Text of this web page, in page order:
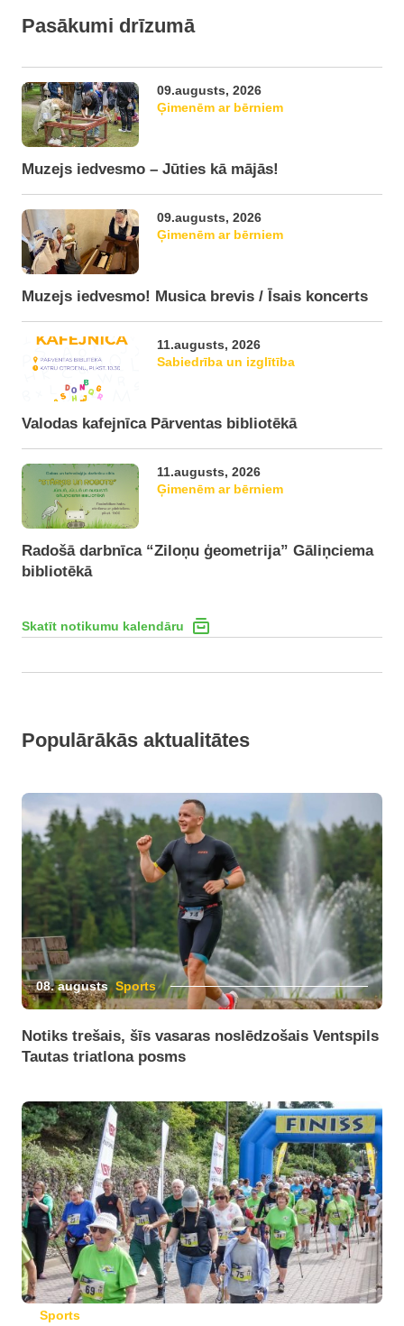
Pasākumi drīzumā
09.augusts, 2026
Ģimenēm ar bērniem
Muzejs iedvesmo – Jūties kā mājās!
09.augusts, 2026
Ģimenēm ar bērniem
Muzejs iedvesmo! Musica brevis / Īsais koncerts
11.augusts, 2026
Sabiedrība un izglītība
Valodas kafejnīca Pārventas bibliotēkā
11.augusts, 2026
Ģimenēm ar bērniem
Radošā darbnīca “Ziloņu ģeometrija” Gāliņciema
bibliotēkā
Skatīt notikumu kalendāru
Populārākās aktualitātes
08. augusts Sports
Notiks trešais, šīs vasaras noslēdzošais Ventspils
Tautas triatlona posms
Sports